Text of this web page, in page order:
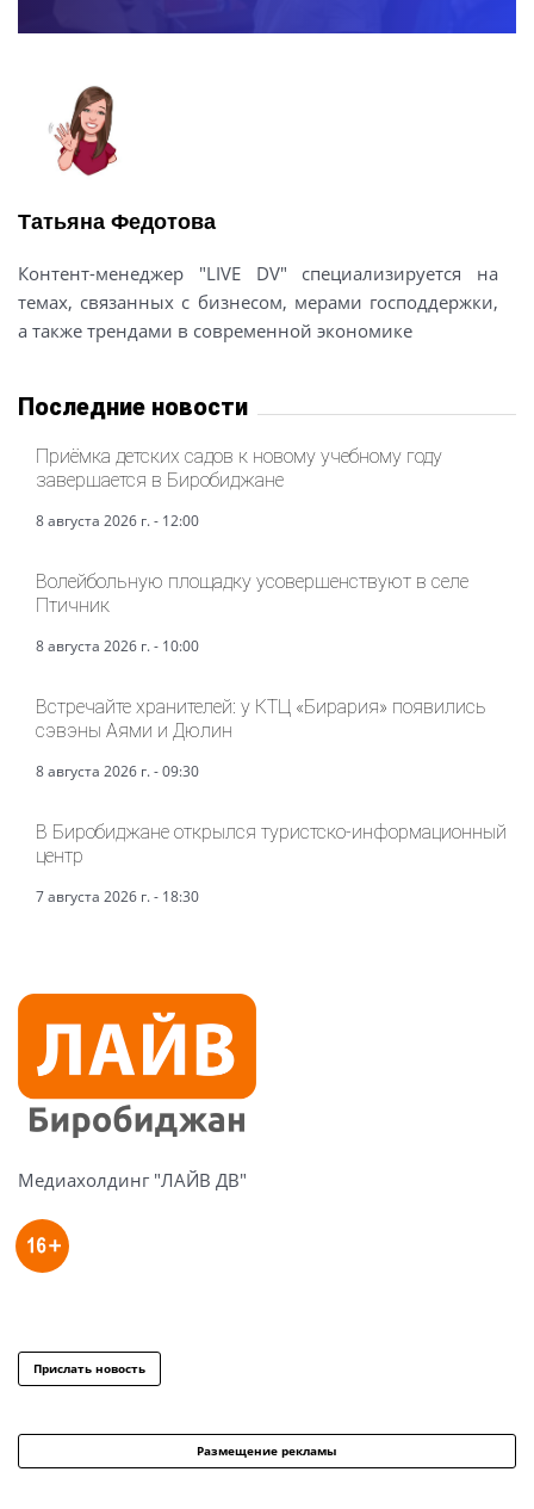
Татьяна Федотова
Контент-менеджер "LIVE DV" специализируется на
темах, связанных с бизнесом, мерами господдержки,
а также трендами в современной экономике
Последние новости
Приёмка детских садов к новому учебному году
завершается в Биробиджане
8 августа 2026 г. - 12:00
Волейбольную площадку усовершенствуют в селе
Птичник
8 августа 2026 г. - 10:00
Встречайте хранителей: у КТЦ «Бирария» появились
сэвэны Аями и Дюлин
8 августа 2026 г. - 09:30
В Биробиджане открылся туристско-информационный
центр
7 августа 2026 г. - 18:30
Медиахолдинг "ЛАЙВ ДВ"
Прислать новость
Размещение рекламы